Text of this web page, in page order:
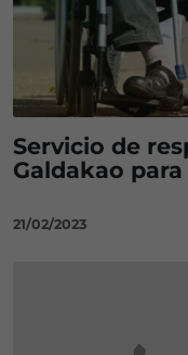
Servicio de
Galdakao
21/02/2023